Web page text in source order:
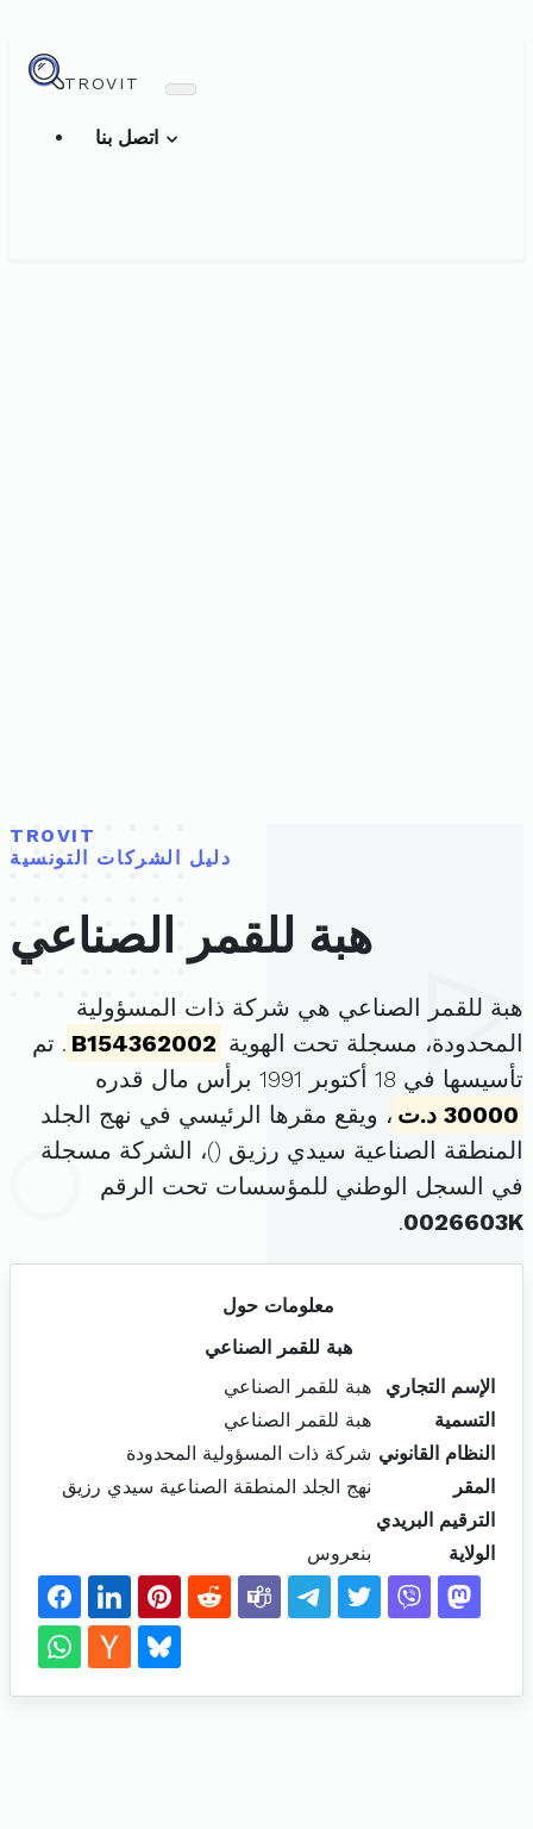
TROVIT
TROVIT
دليل الشركات التونسية
هبة للقمر الصناعي
هبة للقمر الصناعي هي شركة ذات المسؤولية
المحدودة، مسجلة تحت الهوية B154362002 . تم
تأسيسها في 18 أكتوبر 1991 برأس مال قدره
30000 د.ت
، ويقع مقرها الرئيسي في نهج الجلد
المنطقة الصناعية سيدي رزيق ()، الشركة مسجلة
في السجل الوطني للمؤسسات تحت الرقم
0026603K
.
معلومات حول
هبة للقمر الصناعي
الإسم التجاري
هبة للقمر الصناعي
التسمية
هبة للقمر الصناعي
النظام القانوني شركة ذات المسؤولية المحدودة
المقر
نهج الجلد المنطقة الصناعية سيدي رزيق
الترقيم البريدي
الولاية
بنعروس